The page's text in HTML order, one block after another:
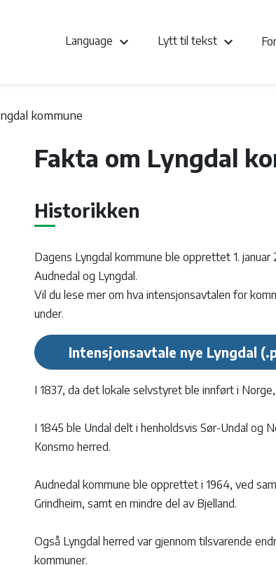
Language keyboard_arrow_down Lytt til tekst keyboard_arrow_down
kommune
Fakta om Lyngdal
Historikken
Dagens Lyngdal kommune ble opprettet 1.
Audnedal og Lyngdal.
Vil du lese mer om hva intensjonsavtalen for
under.
Intensjonsavtale nye Lyngdal
I 1837, da det lokale selvstyret ble innført i
I 1845 ble Undal delt i henholdsvis Sør-Undal og
Konsmo herred.
Audnedal kommune ble opprettet i 1964, ved
Grindheim, samt en mindre del av Bjelland.
Også Lyngdal herred var gjennom tilsvarende
kommuner.